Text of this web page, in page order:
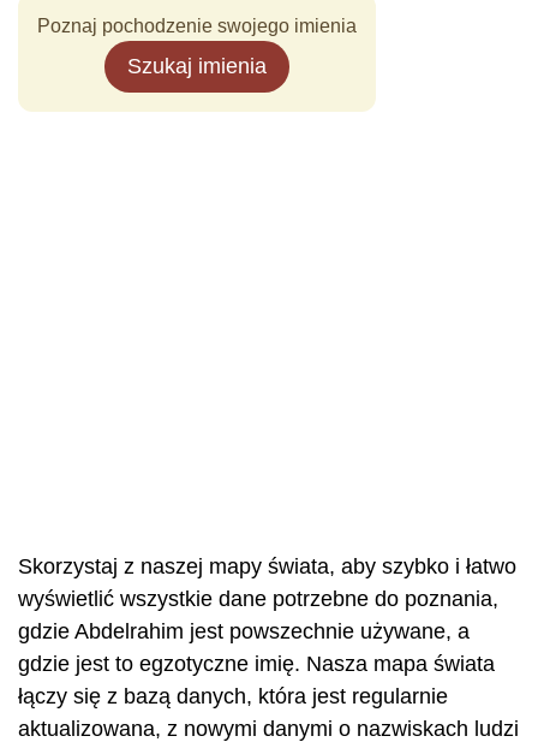
Poznaj pochodzenie swojego imienia
Szukaj imienia
Skorzystaj z naszej mapy świata, aby szybko i łatwo
wyświetlić wszystkie dane potrzebne do poznania,
gdzie Abdelrahim jest powszechnie używane, a
gdzie jest to egzotyczne imię. Nasza mapa świata
łączy się z bazą danych, która jest regularnie
aktualizowana, z nowymi danymi o nazwiskach ludzi